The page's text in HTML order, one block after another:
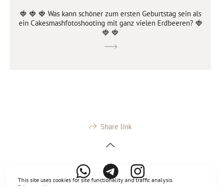
🍓 🍓 🍓 Was kann schöner zum ersten Geburtstag sein als
ein Cakesmashfotoshooting mit ganz vielen Erdbeeren? 🍓
🍓 🍓
Share link
This site uses cookies for site functionality and traffic analysis.